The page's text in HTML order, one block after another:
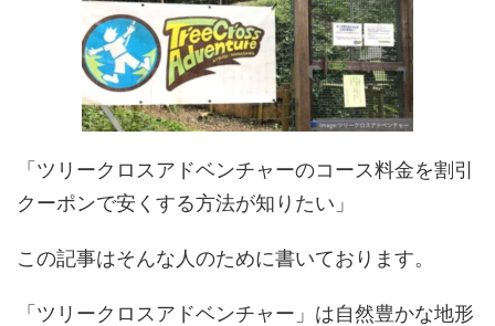
「ツリークロスアドベンチャーのコース料金を割引
クーポンで安くする方法が知りたい」
この記事はそんな人のために書いております。
「 ツリークロスアドベンチャー」は自然豊かな地形